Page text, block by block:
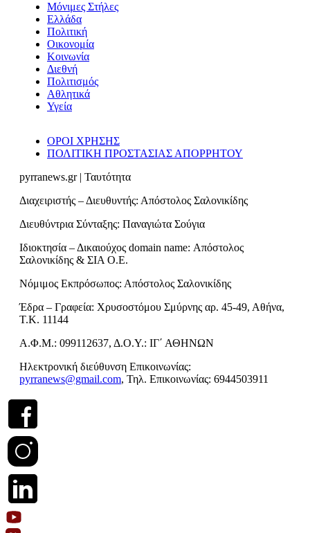
Μόνιμες Στήλες
Ελλάδα
Πολιτική
Οικονομία
Κοινωνία
Διεθνή
Πολιτισμός
Αθλητικά
Υγεία
ΟΡΟΙ ΧΡΗΣΗΣ
ΠΟΛΙΤΙΚΗ ΠΡΟΣΤΑΣΙΑΣ ΑΠΟΡΡΗΤΟΥ
pyrranews.gr | Ταυτότητα
Διαχειριστής – Διευθυντής: Απόστολος Σαλονικίδης
Διευθύντρια Σύνταξης: Παναγιώτα Σούγια
Ιδιοκτησία – Δικαιούχος domain name: Απόστολος
Σαλονικίδης & ΣΙΑ Ο.Ε.
Νόμιμος Εκπρόσωπος: Απόστολος Σαλονικίδης
Έδρα – Γραφεία: Χρυσοστόμου Σμύρνης αρ. 45-49, Αθήνα,
Τ.Κ. 11144
Α.Φ.Μ.: 099112637, Δ.Ο.Υ.: ΙΓ΄ ΑΘΗΝΩΝ
Ηλεκτρονική διεύθυνση Επικοινωνίας:
pyrranews@gmail.com, Τηλ. Επικοινωνίας: 6944503911